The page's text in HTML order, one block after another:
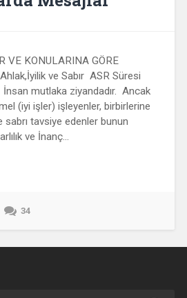
VE KONULARINA GÖRE
ve Sabır ASR Süresi
mutlaka ziyandadır. Ancak
(iyi işler) işleyenler, birbirlerine
sabrı tavsiye edenler bunun
ve İnanç…
34